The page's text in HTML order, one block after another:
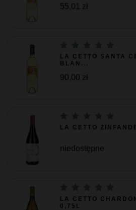
55,01 zł
LA CETTO SANTA
BLAN...
90,00 zł
LA CETTO
niedostępne
LA CETTO
0,75L